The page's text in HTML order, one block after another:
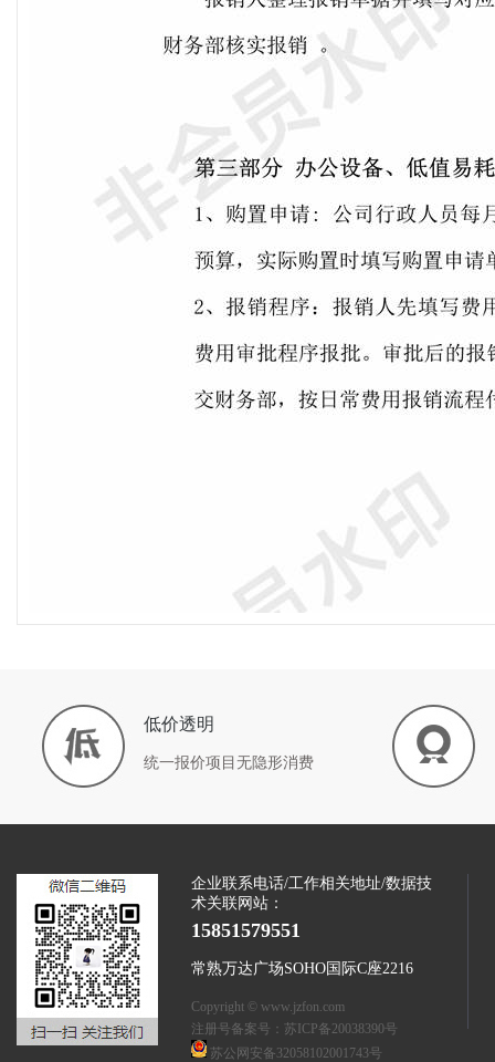
低价透明
统一报价项目无隐形消费
企业联系电话/工作相关地址/数据技
术关联网站：
15851579551
常熟万达广场SOHO国际C座2216
Copyright © www.jzfon.com
注册号备案号： 苏ICP备20038390号
苏公网安备32058102001743号